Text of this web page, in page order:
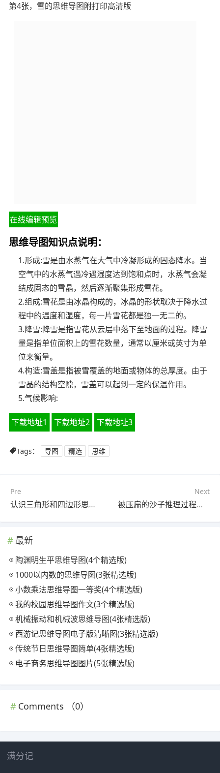
第4张，雪的思维导图附打印高清版
在线编辑预览
思维导图知识点说明：
1.形成:雪是由水蒸气在大气中冷凝形成的固态降水。当
空气中的水蒸气遇冷遇湿度达到饱和点时，水蒸气会凝
结成固态的雪晶，然后逐渐聚集形成雪花。
2.组成:雪花是由冰晶构成的，冰晶的形状取决于降水过
程中的温度和湿度，每一片雪花都是独一无二的。
3.降雪:降雪是指雪花从云层中落下至地面的过程。降雪
量是指单位面积上的雪花数量，通常以厘米或英寸为单
位来衡量。
4.构造:雪盖是指被雪覆盖的地面或物体的总厚度。由于
雪晶的结构空隙，雪盖可以起到一定的保温作用。
5.气候影响:
下载地址1 下载地址2 下载地址3
Tags： 导图 精选 思维
Pre
认识三角形和四边形思维导图(6张值得收藏)
Next
被压扁的沙子推理过程思维导图(4个精选版)
最新
陶渊明生平思维导图(4个精选版)
1000以内数的思维导图(3张精选版)
小数乘法思维导图一等奖(4个精选版)
我的校园思维导图作文(3个精选版)
机械振动和机械波思维导图(4张精选版)
西游记思维导图电子版清晰图(3张精选版)
传统节日思维导图简单(4张精选版)
电子商务思维导图图片(5张精选版)
Comments （0）
满分记